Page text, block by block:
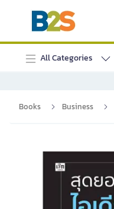
All Categories
Books Business